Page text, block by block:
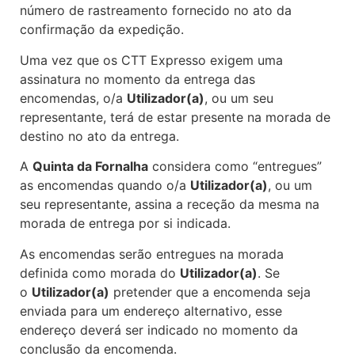
número de rastreamento fornecido no ato da
confirmação da expedição.
Uma vez que os CTT Expresso exigem uma
assinatura no momento da entrega das
encomendas, o/a Utilizador(a), ou um seu
representante, terá de estar presente na morada de
destino no ato da entrega.
A Quinta da Fornalha considera como “entregues”
as encomendas quando o/a Utilizador(a), ou um
seu representante, assina a receção da mesma na
morada de entrega por si indicada.
As encomendas serão entregues na morada
definida como morada do Utilizador(a). Se
o Utilizador(a) pretender que a encomenda seja
enviada para um endereço alternativo, esse
endereço deverá ser indicado no momento da
conclusão da encomenda.